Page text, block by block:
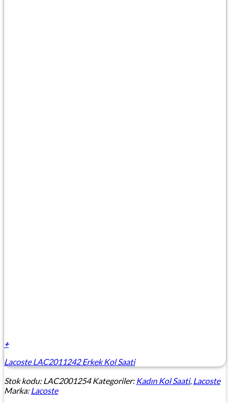
+
Lacoste LAC2011242 Erkek Kol Saati
Stok kodu:LAC2001254 Kategoriler: Kadın Kol Saati, Lacoste
Marka:Lacoste